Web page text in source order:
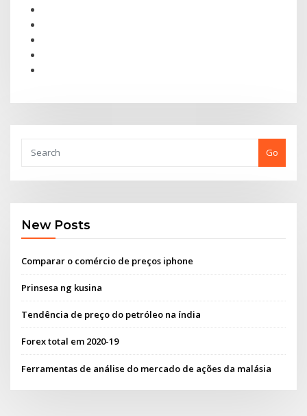
Go
New Posts
Comparar o comércio de preços iphone
Prinsesa ng kusina
Tendência de preço do petróleo na índia
Forex total em 2020-19
Ferramentas de análise do mercado de ações da malásia